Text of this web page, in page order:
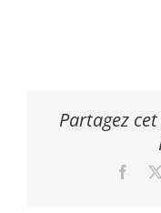
Partagez